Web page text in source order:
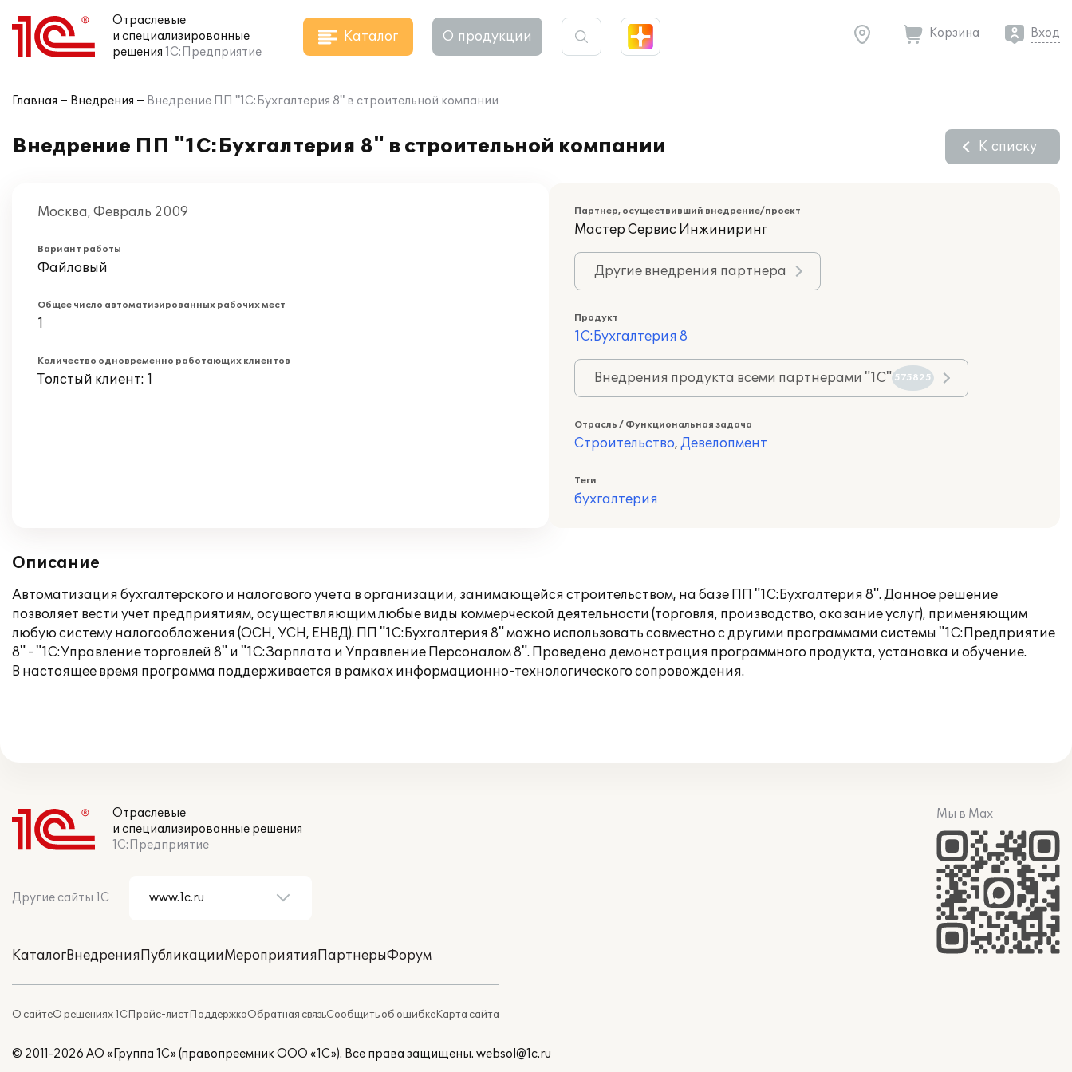
Отраслевые
и специализированные
решения 1С:Предприятие
Каталог О продукции Корзина Вход
Главная Внедрения Внедрение ПП "1С:Бухгалтерия 8" в строительной компании
Внедрение ПП "1С:Бухгалтерия 8" в строительной компании К списку
Москва, Февраль 2009
Вариант работы
Файловый
Общее число автоматизированных рабочих мест
1
Количество одновременно работающих клиентов
Толстый клиент: 1
Партнер, осуществивший внедрение/проект
Мастер Сервис Инжиниринг
Другие внедрения партнера
Продукт
1С:Бухгалтерия 8
Внедрения продукта всеми партнерами "1С" 575825
Отрасль / Функциональная задача
Строительство, Девелопмент
Теги
бухгалтерия
Описание
Автоматизация бухгалтерского и налогового учета в организации, занимающейся строительством, на базе ПП "1С:Бухгалтерия 8". Данное решение
позволяет вести учет предприятиям, осуществляющим любые виды коммерческой деятельности (торговля, производство, оказание услуг), применяющим
любую систему налогообложения (ОСН, УСН, ЕНВД). ПП "1С:Бухгалтерия 8" можно использовать совместно с другими программами системы "1С:Предприятие
8" - "1С:Управление торговлей 8" и "1С:Зарплата и Управление Персоналом 8". Проведена демонстрация программного продукта, установка и обучение.
В настоящее время программа поддерживается в рамках информационно-технологического сопровождения.
Отраслевые
и специализированные решения
1С:Предприятие
Другие сайты 1С
КаталогВнедренияПубликацииМероприятияПартнерыФорум
О сайтеО решениях 1СПрайс-листПоддержкаОбратная связьСообщить об ошибкеКарта сайта
Мы в Max
© 2011-2026 АО «Группа 1С» (правопреемник ООО «1С»). Все права защищены. websol@1c.ru